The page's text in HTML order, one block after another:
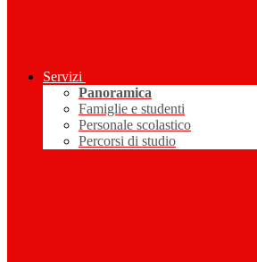
Servizi
Panoramica
Famiglie e studenti
Personale scolastico
Percorsi di studio